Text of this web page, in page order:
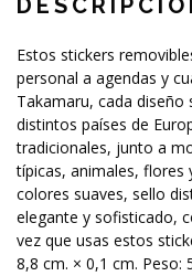
Estos stickers
personal a agendas y
Takamaru, cada diseño
distintos países de
tradicionales, junto a
típicas, animales, flores
colores suaves, sello
elegante y sofisticado,
vez que usas estos
8,8 cm. × 0,1 cm. Peso: